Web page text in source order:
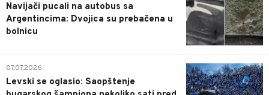
Navijači pucali na autobus sa
Argentincima: Dvojica su prebačena u
bolnicu
1
07.07.2026.
Levski se oglasio: Saopštenje